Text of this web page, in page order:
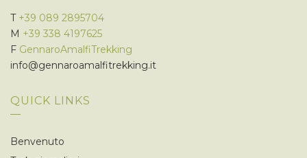
T +39 089 2895704
M +39 338 4197625
F GennaroAmalfiTrekking
info@gennaroamalfitrekking.it
QUICK LINKS
Benvenuto